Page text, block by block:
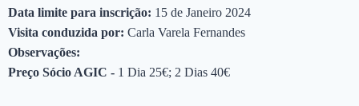
Data limite para inscrição: 15 de Janeiro 2024
Visita conduzida por: Carla Varela Fernandes
Observações:
Preço Sócio AGIC - 1 Dia 25€; 2 Dias 40€